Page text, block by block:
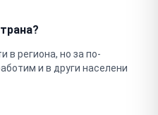
в региона, но за по-
и в други населени